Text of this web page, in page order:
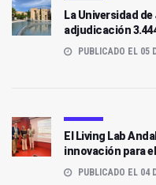
La Universidad
adjudicación
PUBLICADO EL 05
El Living Lab
innovación para
PUBLICADO EL 04